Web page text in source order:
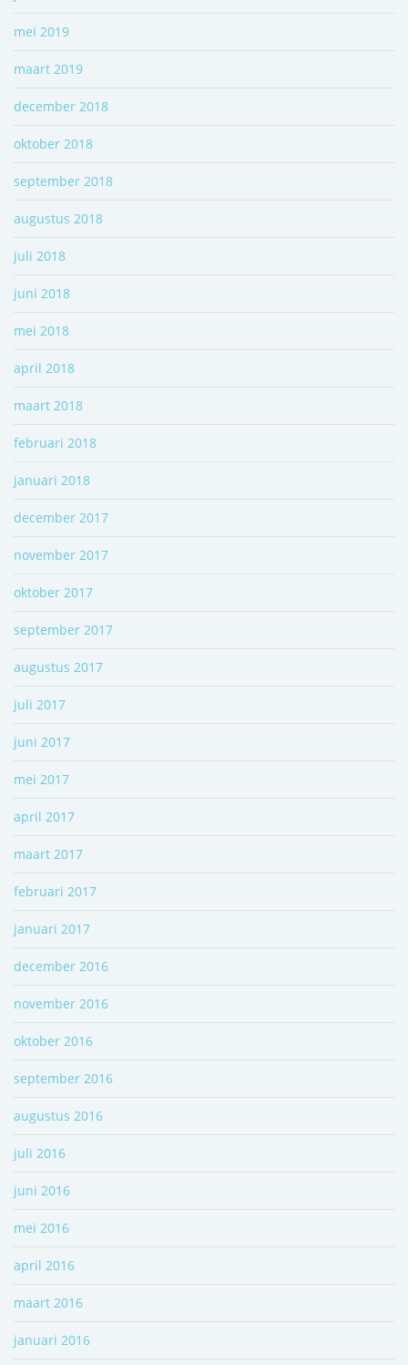
mei 2019
maart 2019
december 2018
oktober 2018
september 2018
augustus 2018
juli 2018
juni 2018
mei 2018
april 2018
maart 2018
februari 2018
januari 2018
december 2017
november 2017
oktober 2017
september 2017
augustus 2017
juli 2017
juni 2017
mei 2017
april 2017
maart 2017
februari 2017
januari 2017
december 2016
november 2016
oktober 2016
september 2016
augustus 2016
juli 2016
juni 2016
mei 2016
april 2016
maart 2016
januari 2016